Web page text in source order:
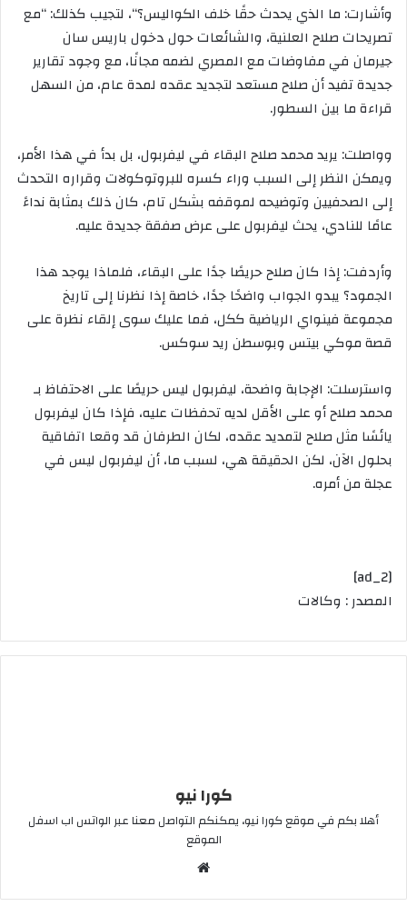
وأشارت: ما الذييحدثحقًاخلف الكواليس؟“، لتجيب كذلك: “مع
تصريحاتصلاح العلنية، والشائعاتحولدخولباريسسان
جيرمان فيمفاوضاتمع المصري لضمهمجانًا، مع وجودتقارير
جديدةتفيدأنصلاحمستعد لتجديدعقده لمدةعام، من السهل
قراءةما بين السطور.
وواصلت: يريدمحمدصلاح البقاء في ليفربول، بلبدأ فيهذا الأمر،
ويمكن النظرإلى السبب وراء كسره للبروتوكولات وقراره التحدث
إلى الصحفيين وتوضيحه لموقفهبشكلتام، كانذلكبمثابةنداءً
عامًا للنادي، يحث ليفربولعلىعرضصفقةجديدةعليه.
وأردفت:إذا كانصلاححريصًاجدًا على البقاء، فلماذا يوجدهذا
الجمود؟يبدو الجواب واضحًاجدًا،خاصةإذا نظرناإلىتاريخ
مجموعة فينواي الرياضية ككل، فما عليكسوىإلقاءنظرةعلى
قصةموكيبيتس وبوسطن ريدسوكس.
واسترسلت: الإجابة واضحة، ليفربول ليسحريصًا على الاحتفاظبـ
محمدصلاحأوعلى الأقل لديهتحفظاتعليه، فإذا كان ليفربول
يائسًا مثلصلاح لتمديدعقده، لكان الطرفان قد وقعا اتفاقية
بحلول الآن، لكن الحقيقةهي، لسببما،أن ليفربول ليس في
عجلةمنأمره.
[ad_2]
المصدر : وكالات
كورا نيو
أهلا بكم في موقع كورا نيو، يمكنكم التواصل معنا عبر الواتس اب اسفل
الموقع